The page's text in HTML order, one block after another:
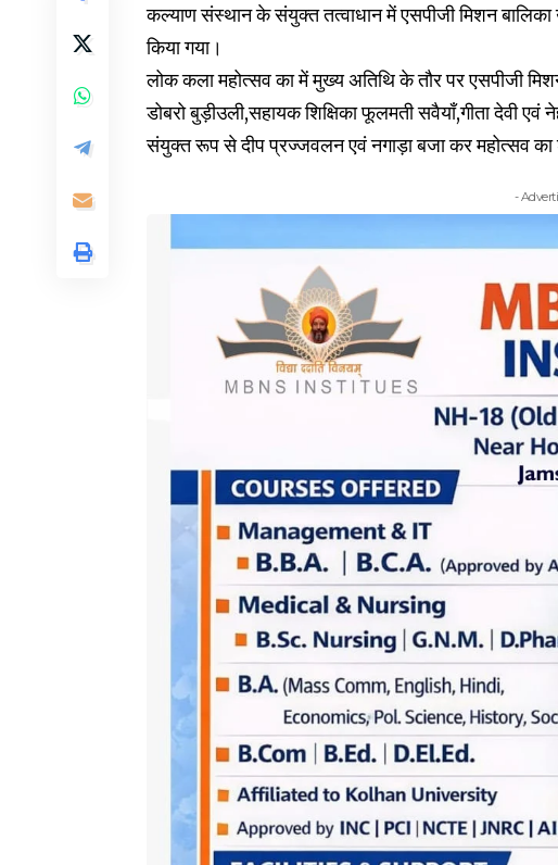
कल्याण संस्थान के संयुक्त तत्वाधान में एसपीजी मिशन
किया गया।
लोक कला महोत्सव का में मुख्य अतिथि के तौर पर एसपीजी मिशन
डोबरो बुड़ीउली,सहायक शिक्षिका फूलमती सवैयाँ,गीता देवी
संयुक्त रूप से दीप प्रज्जवलन एवं नगाड़ा बजा कर महोत्सव
-